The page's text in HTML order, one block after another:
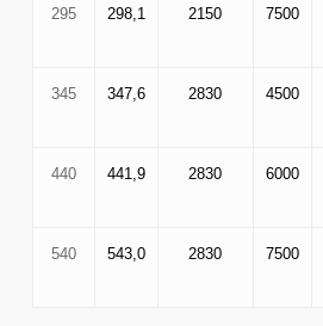
295 298,1 2150 7500
345 347,6 2830 4500
440 441,9 2830 6000
540 543,0 2830 7500